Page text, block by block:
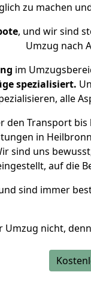
zu machen
, und wir sind
Umzug nach
im
spezialisiert.
alle
den Transport
in
sind uns
auf die
sind immer
nicht,